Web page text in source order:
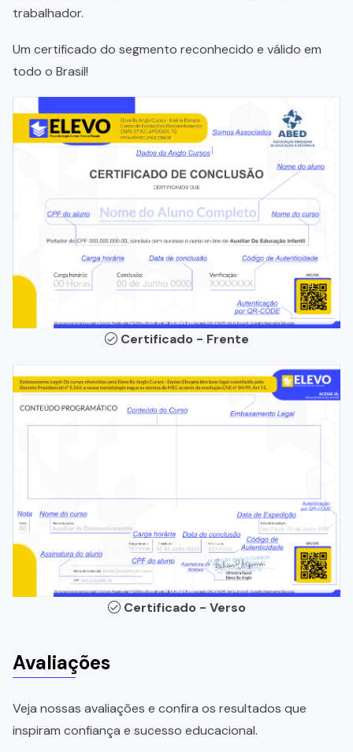
trabalhador.
Um certificado do segmento reconhecido e válido em
todo o Brasil!
Certificado - Frente
Certificado - Verso
Avaliações
Veja nossas avaliações e confira os resultados que
inspiram confiança e sucesso educacional.